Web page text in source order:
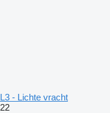
L3 - Lichte vracht
22